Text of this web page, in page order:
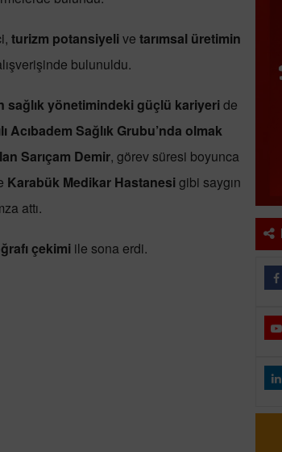
turizm potansiyeli ve tarımsal üretimin
bulunuldu.
sağlık yönetimindeki güçlü kariyeri de
Acıbadem Sağlık Grubu’nda olmak
Sarıçam Demir, görev süresi boyunca
Karabük Medikar Hastanesi gibi saygın
attı.
çekimi ile sona erdi.